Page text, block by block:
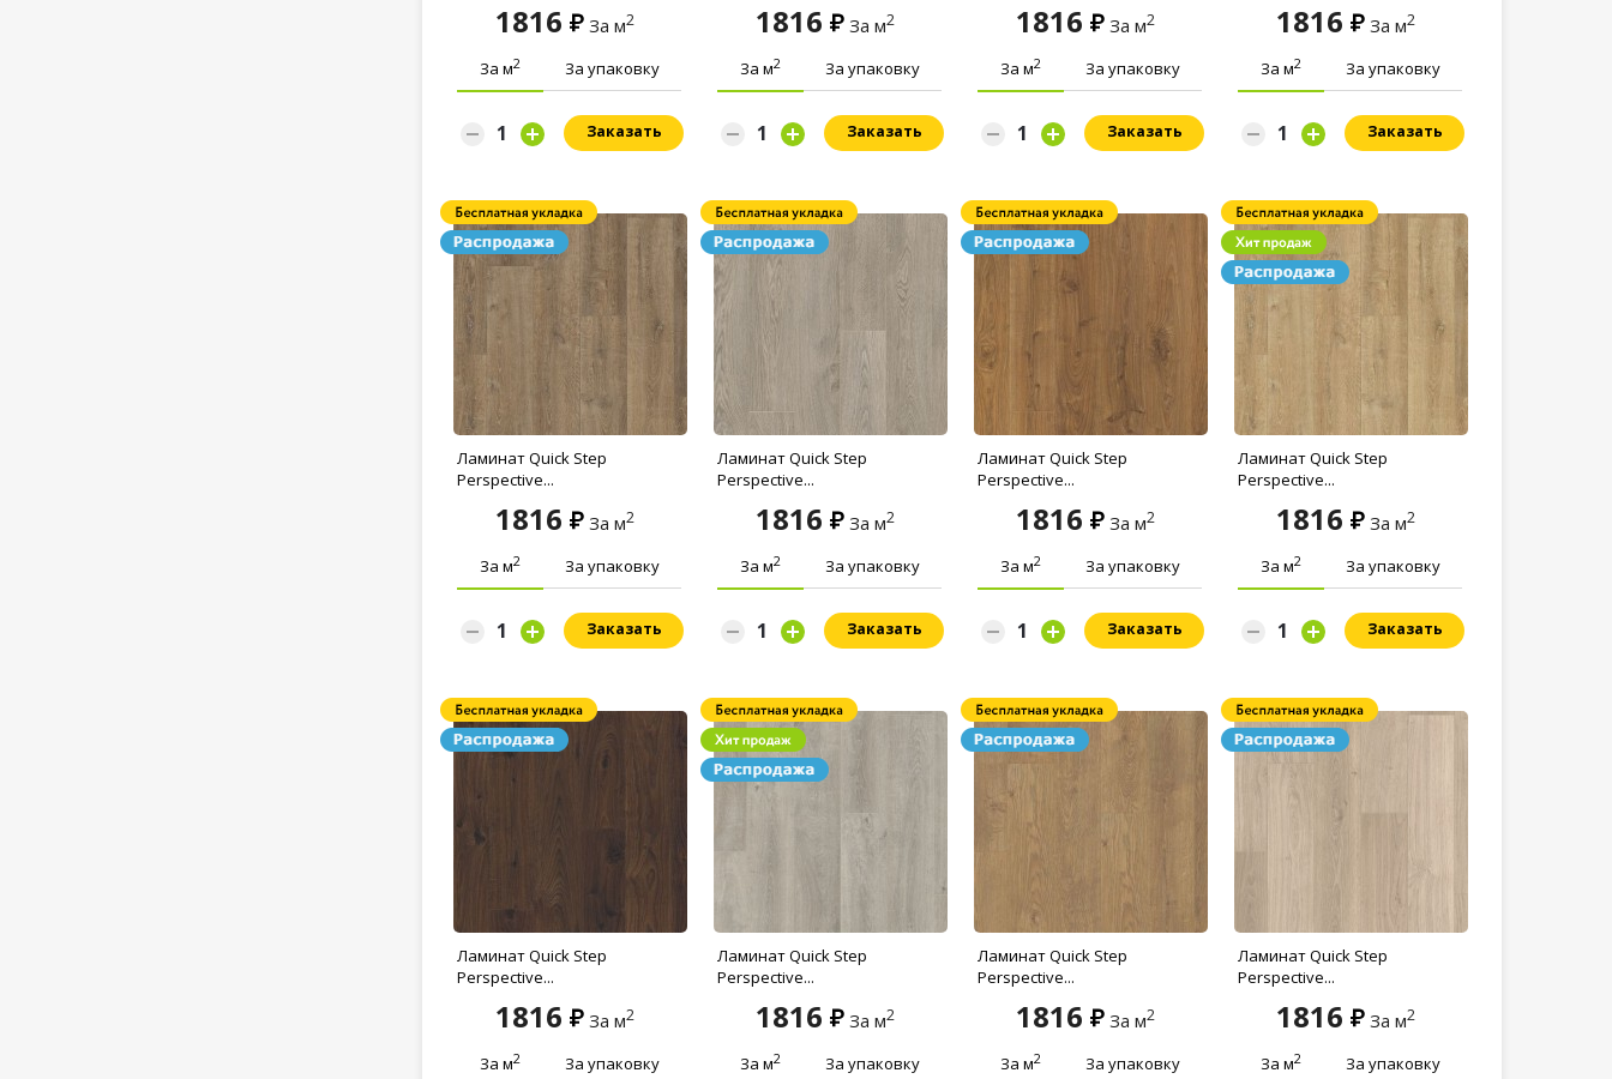
1816 За м2
За м2 За упаковку
Заказать
1816 За м2
За м2 За упаковку
Заказать
1816 За м2
За м2 За упаковку
Заказать
1816 За м2
За м2 За упаковку
Заказать
Ламинат Quick Step
Perspective...
1816 За м2
За м2 За упаковку
Заказать
Ламинат Quick Step
Perspective...
1816 За м2
За м2 За упаковку
Заказать
Ламинат Quick Step
Perspective...
1816 За м2
За м2 За упаковку
Заказать
Ламинат Quick Step
Perspective...
1816 За м2
За м2 За упаковку
Заказать
Ламинат Quick Step
Perspective...
1816 За м2
За м2 За упаковку
Ламинат Quick Step
Perspective...
1816 За м2
За м2 За упаковку
Ламинат Quick Step
Perspective...
1816 За м2
За м2 За упаковку
Ламинат Quick Step
Perspective...
1816 За м2
За м2 За упаковку